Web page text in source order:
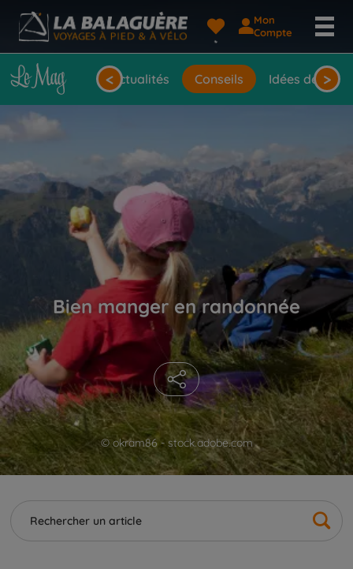
Mon
Compte
Actualités Conseils Idées de
< >
© okram86 - stock.adobe.com
Bien manger en randonnée